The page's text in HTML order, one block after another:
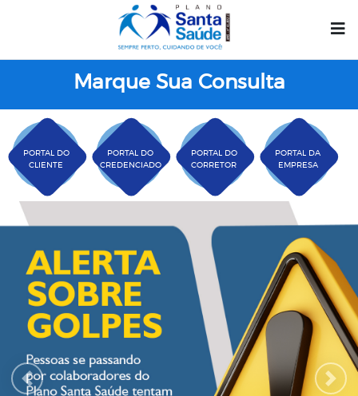
Marque Sua Consulta
PORTAL DO
CLIENTE
PORTAL DO
CREDENCIADO
PORTAL DO
CORRETOR
PORTAL DA
EMPRESA
Plano Santa Casa
Previous Next